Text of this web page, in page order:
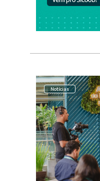
Notícias